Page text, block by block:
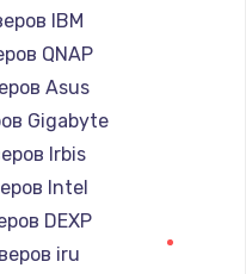
IBM
QNAP
Asus
Gigabyte
Irbis
Intel
DEXP
iru